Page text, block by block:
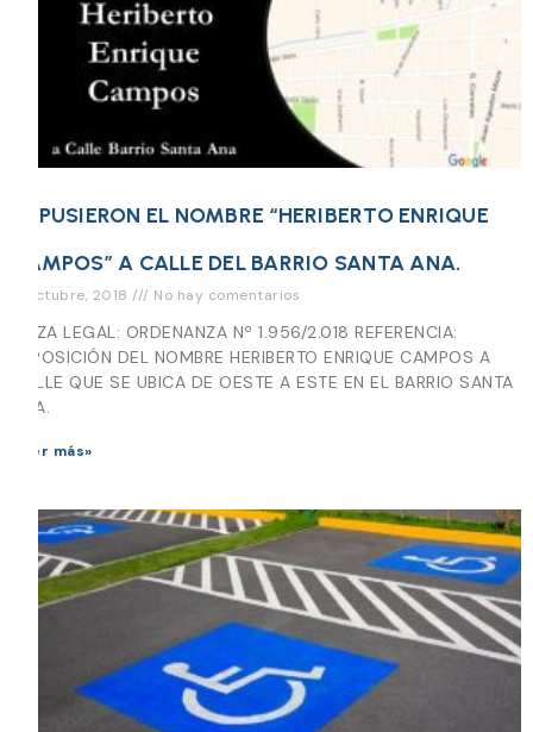
IMPUSIERON EL NOMBRE “HERIBERTO ENRIQUE
CAMPOS” A CALLE DEL BARRIO SANTA ANA.
5 octubre, 2018 No hay comentarios
PIEZA LEGAL: ORDENANZA Nº 1.956/2.018 REFERENCIA:
IMPOSICIÓN DEL NOMBRE HERIBERTO ENRIQUE CAMPOS A
CALLE QUE SE UBICA DE OESTE A ESTE EN EL BARRIO SANTA
ANA.
Leer más»